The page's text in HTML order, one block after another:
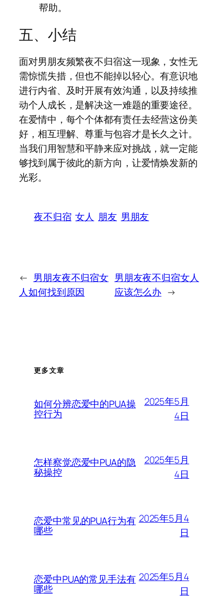
帮助。
五、小结
面对男朋友频繁夜不归宿这一现象，女性无
需惊慌失措，但也不能掉以轻心。有意识地
进行内省、及时开展有效沟通，以及持续推
动个人成长，是解决这一难题的重要途径。
在爱情中，每个个体都有责任去经营这份美
好，相互理解、尊重与包容才是长久之计。
当我们用智慧和平静来应对挑战，就一定能
够找到属于彼此的新方向，让爱情焕发新的
光彩。
夜不归宿 女人 朋友 男朋友
← 男朋友夜不归宿女
人如何找到原因
男朋友夜不归宿女人
应该怎么办 →
更多文章
如何分辨恋爱中的PUA操
控行为
2025年5月
4日
怎样察觉恋爱中PUA的隐
秘操控
2025年5月
4日
恋爱中常见的PUA行为有
哪些
2025年5月4
日
恋爱中PUA的常见手法有
哪些
2025年5月4
日